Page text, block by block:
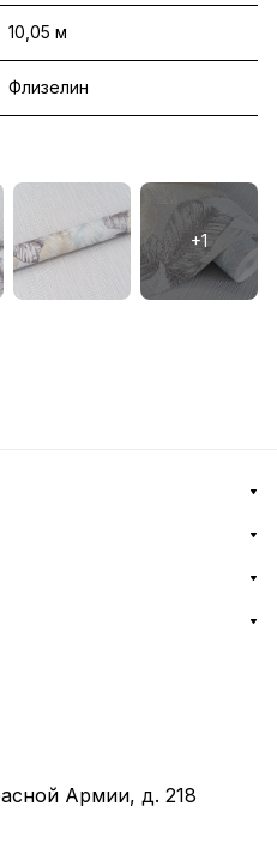
10,05 м
Флизелин
Армии, д. 218